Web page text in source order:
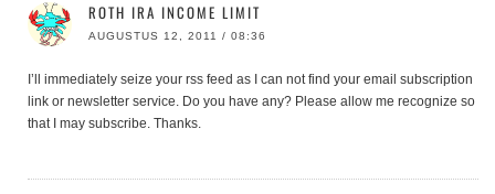
ROTH IRA INCOME LIMIT
AUGUSTUS 12, 2011 / 08:36
I’ll immediately seize your rss feed as I can not find your email subscription
link or newsletter service. Do you have any? Please allow me recognize so
that I may subscribe. Thanks.